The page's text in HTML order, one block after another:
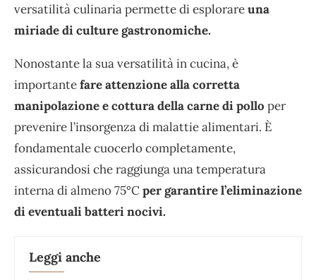
versatilità culinaria permette di esplorareuna
miriade di culture gastronomiche.
Nonostante la sua versatilità in cucina, è
importantefare attenzione alla corretta
manipolazione e cottura della carne di pollo per
prevenire l’insorgenza di malattie alimentari. È
fondamentale cuocerlo completamente,
assicurandosi che raggiunga una temperatura
interna di almeno 75°Cper garantire l’eliminazione
di eventuali batteri nocivi.
Leggi anche